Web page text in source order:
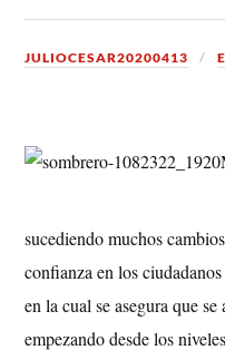
JULIOCESAR20200413
sucediendo muchos
confianza en los
en la cual se asegura que
empezando desde los